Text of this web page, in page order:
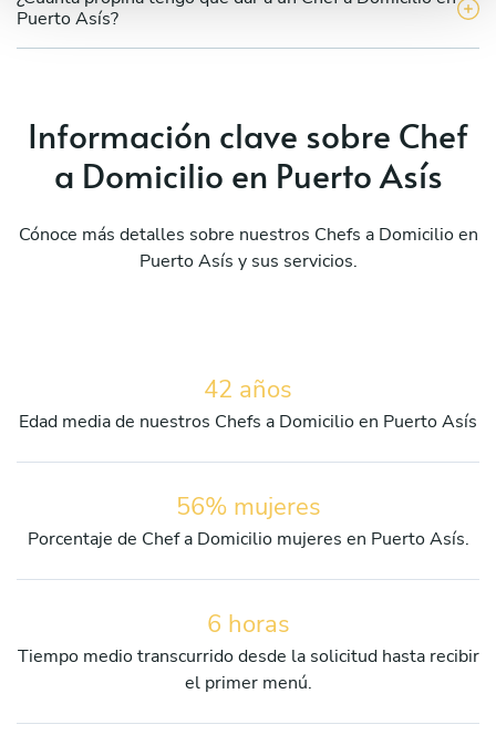
Puerto Asís?
Información clave sobre Chef
a Domicilio en Puerto Asís
Cónoce más detalles sobre nuestros Chefs a Domicilio en
Puerto Asís y sus servicios.
42 años
Edad media de nuestros Chefs a Domicilio en Puerto Asís
56% mujeres
Porcentaje de Chef a Domicilio mujeres en Puerto Asís.
6 horas
Tiempo medio transcurrido desde la solicitud hasta recibir
el primer menú.